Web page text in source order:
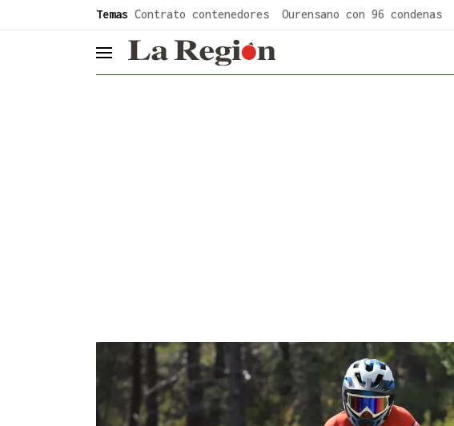
Temas Contrato contenedores Ourensano con 96 condenas
header.menu.open